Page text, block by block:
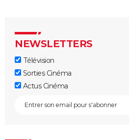
NEWSLETTERS
Télévision
Sorties Cinéma
Actus Cinéma